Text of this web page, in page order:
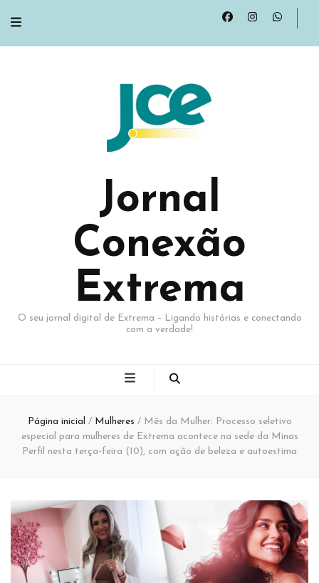
Jornal
Conexão
Extrema
O seu jornal digital de Extrema – Ligando histórias e conectando
com a verdade!
Página inicial / Mulheres / Mês da Mulher: Processo seletivo
especial para mulheres de Extrema acontece na sede da Minas
Perfil nesta terça-feira (10), com ação de beleza e autoestima